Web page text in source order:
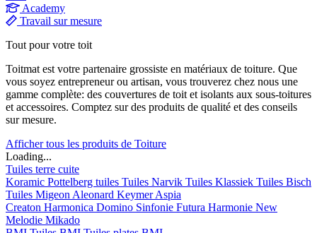
Academy
Travail sur mesure
Tout pour votre toit
Toitmat est votre partenaire grossiste en matériaux de toiture. Que
vous soyez entrepreneur ou artisan, vous trouverez chez nous une
gamme complète: des couvertures de toit et isolants aux sous-toitures
et accessoires. Comptez sur des produits de qualité et des conseils
sur mesure.
Afficher tous les produits de Toiture
Loading...
Tuiles terre cuite
Koramic Pottelberg tuiles Tuiles Narvik Tuiles Klassiek Tuiles Bisch
Tuiles Migeon Aleonard KeymerAspia
Creaton Harmonica Domino Sinfonie Futura Harmonie New
Melodie Mikado